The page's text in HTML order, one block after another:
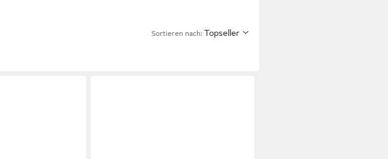
Sortieren nach: Topseller